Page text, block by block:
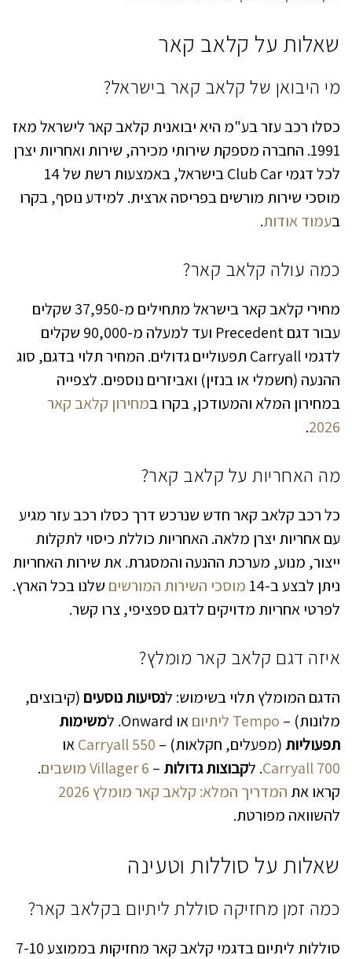
שאלות על קלאב קאר
מי היבואן של קלאב קאר בישראל?
כסלו רכב עזר בע"מ היא יבואנית קלאב קאר לישראל מאז
1991. החברה מספקת שירותי מכירה, שירות ואחריות יצרן
לכל דגמי Club Car בישראל, באמצעות רשת של 14
מוסכי שירות מורשים בפריסה ארצית. למידע נוסף, בקרו
בעמוד אודות.
כמה עולה קלאב קאר?
מחירי קלאב קאר בישראל מתחילים מ-37,950 שקלים
עבור דגם Precedent ועד למעלה מ-90,000 שקלים
לדגמי Carryall תפעוליים גדולים. המחיר תלוי בדגם, סוג
ההנעה (חשמלי או בנזין) ואביזרים נוספים. לצפייה
במחירון המלא והמעודכן, בקרו במחירון קלאב קאר
2026
.
מה האחריות על קלאב קאר?
כל רכב קלאב קאר חדש שנרכש דרך כסלו רכב עזר מגיע
עם אחריות יצרן מלאה. האחריות כוללת כיסוי לתקלות
ייצור, מנוע, מערכת ההנעה והמסגרת. את שירות האחריות
ניתן לבצע ב-14
מוסכי השירות המורשים שלנו בכל הארץ.
לפרטי אחריות מדויקים לדגם ספציפי, צרו קשר.
איזה דגם קלאב קאר מומלץ?
הדגם המומלץ תלוי בשימוש: לנסיעות נוסעים (קיבוצים,
מלונות) – Tempo ליתיום או Onward. ל
משימות
תפעוליות (מפעלים, חקלאות) – Carryall 550או
Carryall 700. לקבוצות גדולות – Villager 6 מושבים
.
קראו את המדריך המלא: קלאב קאר מומלץ 2026
להשוואה מפורטת.
שאלות על סוללות וטעינה
כמה זמן מחזיקה סוללת ליתיום בקלאב קאר?
סוללות ליתיום בדגמי קלאב קאר מחזיקות בממוצע 7-10